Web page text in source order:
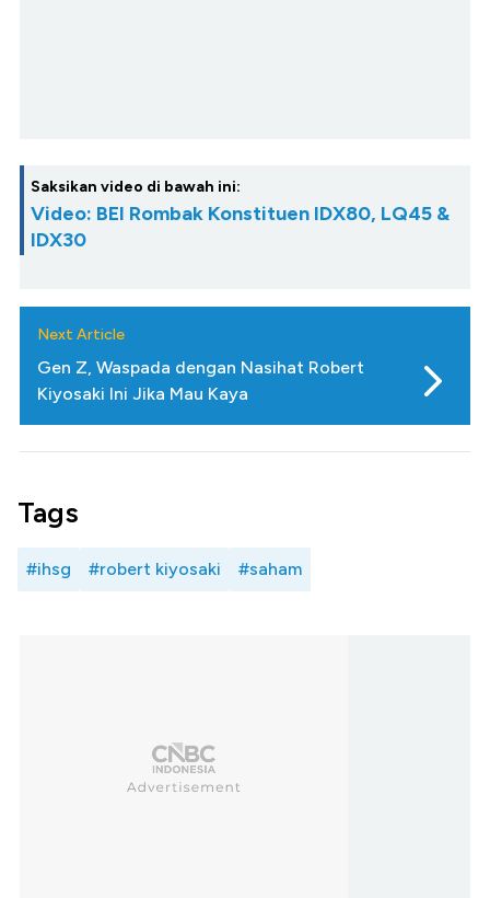
Saksikan video di bawah ini:
Video: BEI Rombak Konstituen IDX80, LQ45 &
IDX30
Next Article
Gen Z, Waspada dengan Nasihat Robert
Kiyosaki Ini Jika Mau Kaya
Tags
#ihsg #robert kiyosaki #saham